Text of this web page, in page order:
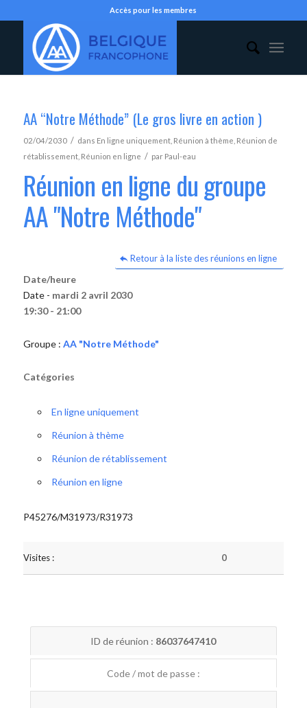
Accès pour les membres
AA “Notre Méthode” (Le gros livre en action )
02/04/2030 / dans En ligne uniquement, Réunion à thème Réunion de
rétablissement, Réunion en ligne / par Paul-eau
Réunion en ligne du groupe
AA "Notre Méthode"
Retour à la liste des réunions en ligne
Date/heure
Date - mardi 2 avril 2030
19:30 - 21:00
Groupe : AA "Notre Méthode"
Catégories
En ligne uniquement
Réunion à thème
Réunion de rétablissement
Réunion en ligne
P45276/M31973/R31973
Visites : 0
ID de réunion : 86037647410
Code / mot de passe :